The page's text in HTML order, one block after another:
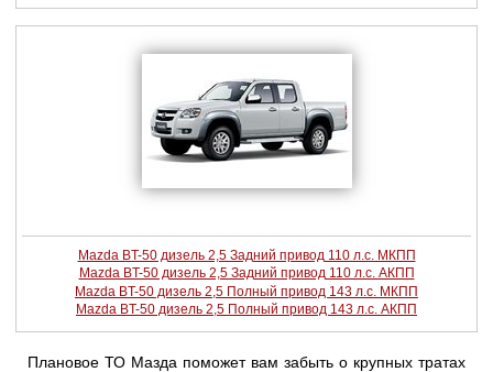
Mazda BT-50 дизель 2,5 Задний привод 110 л.с. МКПП
Mazda BT-50 дизель 2,5 Задний привод 110 л.с. АКПП
Mazda BT-50 дизель 2,5 Полный привод 143 л.с. МКПП
Mazda BT-50 дизель 2,5 Полный привод 143 л.с. АКПП
Плановое ТО Мазда поможет вам забыть о крупных тратах